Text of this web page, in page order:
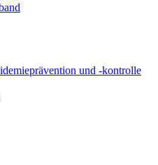
und -kontrolle